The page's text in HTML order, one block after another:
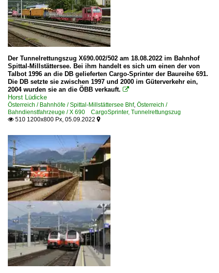
Der Tunnelrettungszug X690.002/502 am 18.08.2022 im Bahnhof
Spittal-Millstättersee. Bei ihm handelt es sich um einen der von
Talbot 1996 an die DB gelieferten Cargo-Sprinter der Baureihe 691.
Die DB setzte sie zwischen 1997 und 2000 im Güterverkehr ein,
2004 wurden sie an die ÖBB verkauft. 
Horst Lüdicke
Österreich / Bahnhöfe / Spittal-Millstättersee Bhf, Österreich /
Bahndienstfahrzeuge / X 690 CargoSprinter, Tunnelrettungszug
 510 1200x800 Px, 05.09.2022 